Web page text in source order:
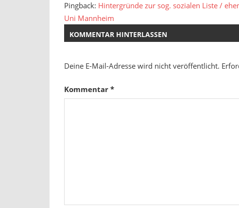
Pingback: Hintergründe zur sog. sozialen Liste /
Uni Mannheim
KOMMENTAR HINTERLASSEN
Deine E-Mail-Adresse wird nicht veröffentlicht.
Kommentar *